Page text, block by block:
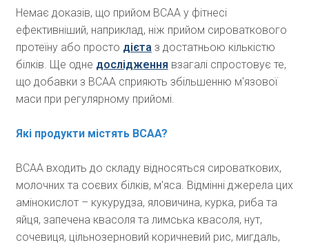
Немає доказів, що прийом ВСАА у фітнесі
ефективніший, наприклад, ніж прийом сироваткового
протеїну або просто дієтаз достатньою кількістю
білків. Ще одне дослідження взагалі спростовує те,
що добавки з ВСАА сприяють збільшенню м'язової
маси при регулярному прийомі.
Які продукти містять BCAA?
ВСАА входить до складу відносяться сироваткових,
молочних та соєвих білків, м'яса. Відмінні джерела цих
амінокислот – кукурудза, яловичина, курка, риба та
яйця, запечена квасоля та лимська квасоля, нут,
сочевиця, цільнозерновий коричневий рис, мигдаль,